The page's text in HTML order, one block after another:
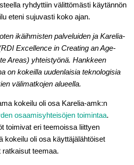
ryhdyttiin välittömästi käytännön
eteni sujuvasti koko ajan.
ikäihmisten palveluiden ja Karelia-
Excellence in Creating an Age-
Areas) yhteistyönä. Hankkeen
on kokeilla uudenlaisia teknologisia
välimatkojen alueella.
kokeilu oli osa Karelia-amk:n
osaamisyhteisöjen toimintaa.
toimivat eri teemoissa liittyen
kokeilu oli osa käyttäjälähtöiset
ratkaisut teemaa.